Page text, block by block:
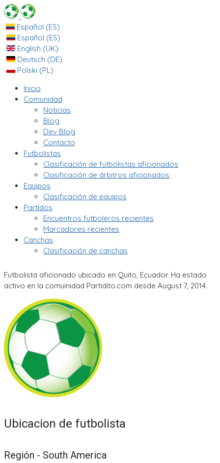
Español (ES)
Español (ES)
English (UK)
Deutsch (DE)
Polski (PL)
Inicio
Comunidad
Noticias
Blog
Dev Blog
Contacto
Futbolistas
Clasificación de futbolistas aficionados
Clasificación de árbitros aficionados
Equipos
Clasificación de equipos
Partidos
Encuentros futboleros recientes
Marcadores recientes
Canchas
Clasificación de canchas
Futbolista aficionado ubicado en Quito, Ecuador. Ha estado
activo en la comuinidad Partidito.com desde August 7, 2014.
Ubicacion de futbolista
Región - South America